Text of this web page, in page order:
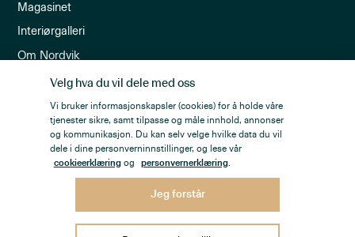
Magasinet
Interiørgalleri
Om Nordvik
Ledige stillinger
Nordvik-appen
Nyhetsbrev
Velg hva du vil dele med oss
Vi bruker informasjonskapsler (cookies) for å holde våre
tjenester sikre, samt tilpasse og måle innhold, annonser
og kommunikasjon. Du kan selv velge hvilke data du vil
dele i dine personverninnstillinger, og lese vår
cookieerklæringog personvernerklæring.
Jeg forstår